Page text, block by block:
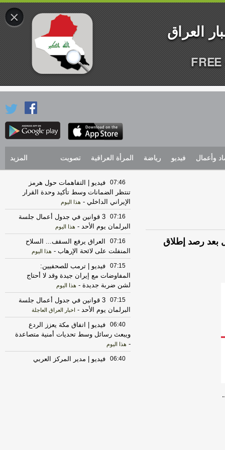
وأعمال فيديو رياضة المرأة العراقية تصويت المزيد
بعد رصد إطلاق
07:46
فيديو | التفاهمات حول هرمز
تنتظر الضمانات وسط تأكيد وحدة القرار
الإيراني الداخلي - هذا اليوم
07:16
3 قوانين في جدول أعمال جلسة
البرلمان يوم الأحد - هذا اليوم
07:16
العراق يرفع السقف... السلاح
المنفلت على لائحة الإرهاب - هذا اليوم
07:15
فيديو | ترمب للصحفيين:
المفاوضات مع إيران جيدة وقد لا أحتاج
لشن ضربة جديدة - هذا اليوم
07:15
3 قوانين في جدول أعمال جلسة
البرلمان يوم الأحد - اخبار العراق العاجلة
06:40
فيديو | اتفاق مكة يعزز الردع
ويبعث رسائل وسط تحديات أمنية متصاعدة
- هذا اليوم
06:40
فيديو | مدير المركز العربي
×